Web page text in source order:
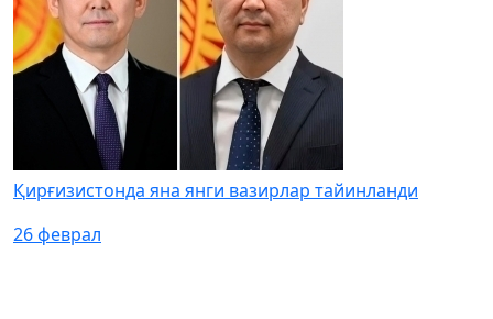
Қирғизистонда яна янги вазирлар тайинланди
26 феврал